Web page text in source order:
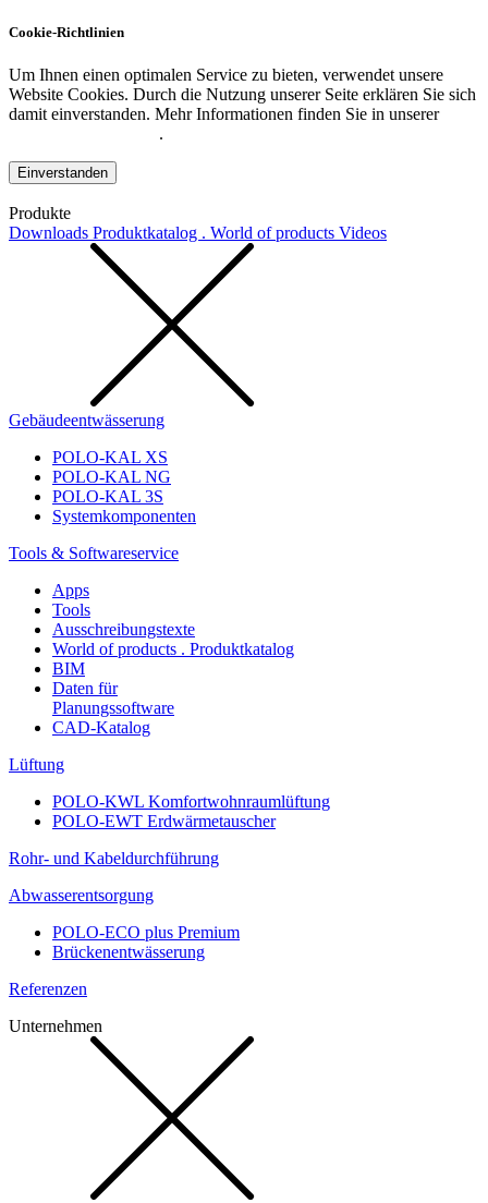
Cookie-Richtlinien
Um Ihnen einen optimalen Service zu bieten, verwendet unsere
Website Cookies. Durch die Nutzung unserer Seite erklären Sie sich
damit einverstanden. Mehr Informationen finden Sie in unserer
.
Einverstanden
Produkte
Downloads Produktkatalog . World of products Videos
Gebäudeentwässerung
POLO-KAL XS
POLO-KAL NG
POLO-KAL 3S
Systemkomponenten
Tools & Softwareservice
Apps
Tools
Ausschreibungstexte
World of products . Produktkatalog
BIM
Daten für
Planungssoftware
CAD-Katalog
Lüftung
POLO-KWL Komfortwohnraumlüftung
POLO-EWT Erdwärmetauscher
Rohr- und Kabeldurchführung
Abwasserentsorgung
POLO-ECO plus Premium
Brückenentwässerung
Referenzen
Unternehmen